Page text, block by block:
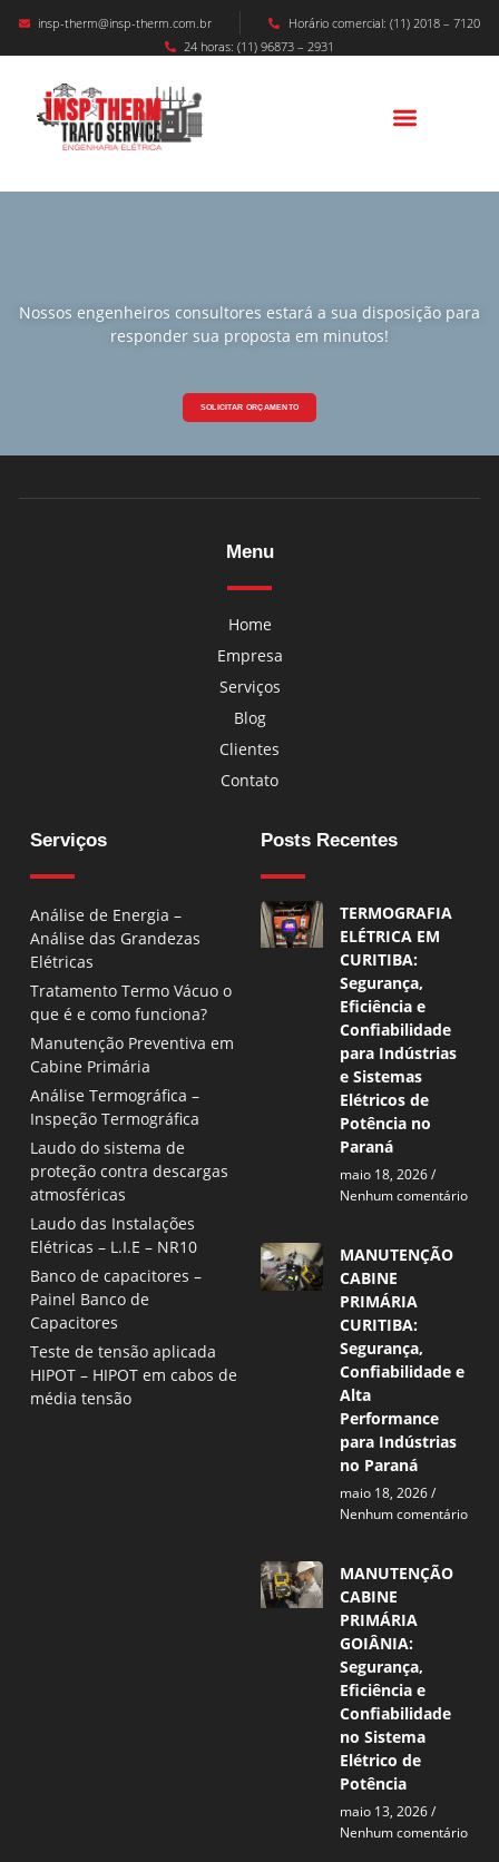
insp-therm@insp-therm.com.br
Horário comercial: (11) 2018 – 7120
24 horas: (11) 96873 – 2931
Nossos engenheiros consultores estará a sua disposição para
responder sua proposta em minutos!
SOLICITAR ORÇAMENTO
Menu
Home
Empresa
Serviços
Blog
Clientes
Contato
Serviços
Análise de Energia –
Análise das Grandezas
Elétricas
Tratamento Termo Vácuo o
que é e como funciona?
Manutenção Preventiva em
Cabine Primária
Análise Termográfica –
Inspeção Termográfica
Laudo do sistema de
proteção contra descargas
atmosféricas
Laudo das Instalações
Elétricas – L.I.E – NR10
Banco de capacitores –
Painel Banco de
Capacitores
Teste de tensão aplicada
HIPOT – HIPOT em cabos de
média tensão
Posts Recentes
TERMOGRAFIA
ELÉTRICA EM
CURITIBA:
Segurança,
Eficiência e
Confiabilidade
para Indústrias
e Sistemas
Elétricos de
Potência no
Paraná
maio 18, 2026
Nenhum comentário
MANUTENÇÃO
CABINE
PRIMÁRIA
CURITIBA:
Segurança,
Confiabilidade e
Alta
Performance
para Indústrias
no Paraná
maio 18, 2026
Nenhum comentário
MANUTENÇÃO
CABINE
PRIMÁRIA
GOIÂNIA:
Segurança,
Eficiência e
Confiabilidade
no Sistema
Elétrico de
Potência
maio 13, 2026
Nenhum comentário